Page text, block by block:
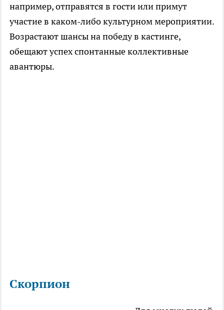
например, отправятся в гости или примут
участие в каком-либо культурном мероприятии.
Возрастают шансы на победу в кастинге,
обещают успех спонтанные коллективные
авантюры.
Скорпион